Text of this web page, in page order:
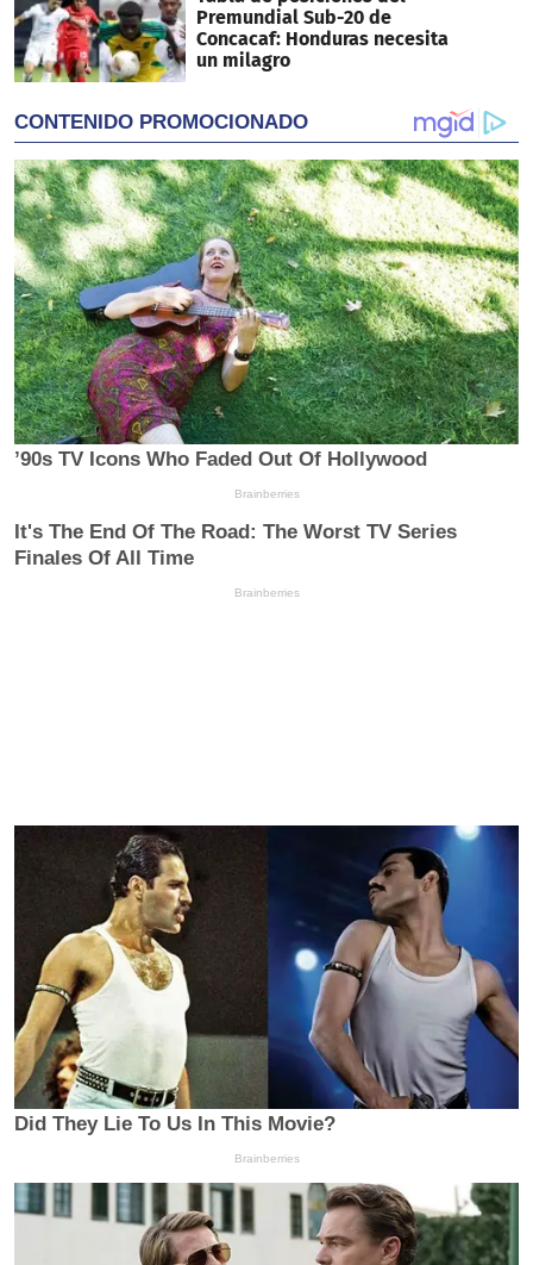
Premundial Sub-20 de
Concacaf: Honduras necesita
un milagro